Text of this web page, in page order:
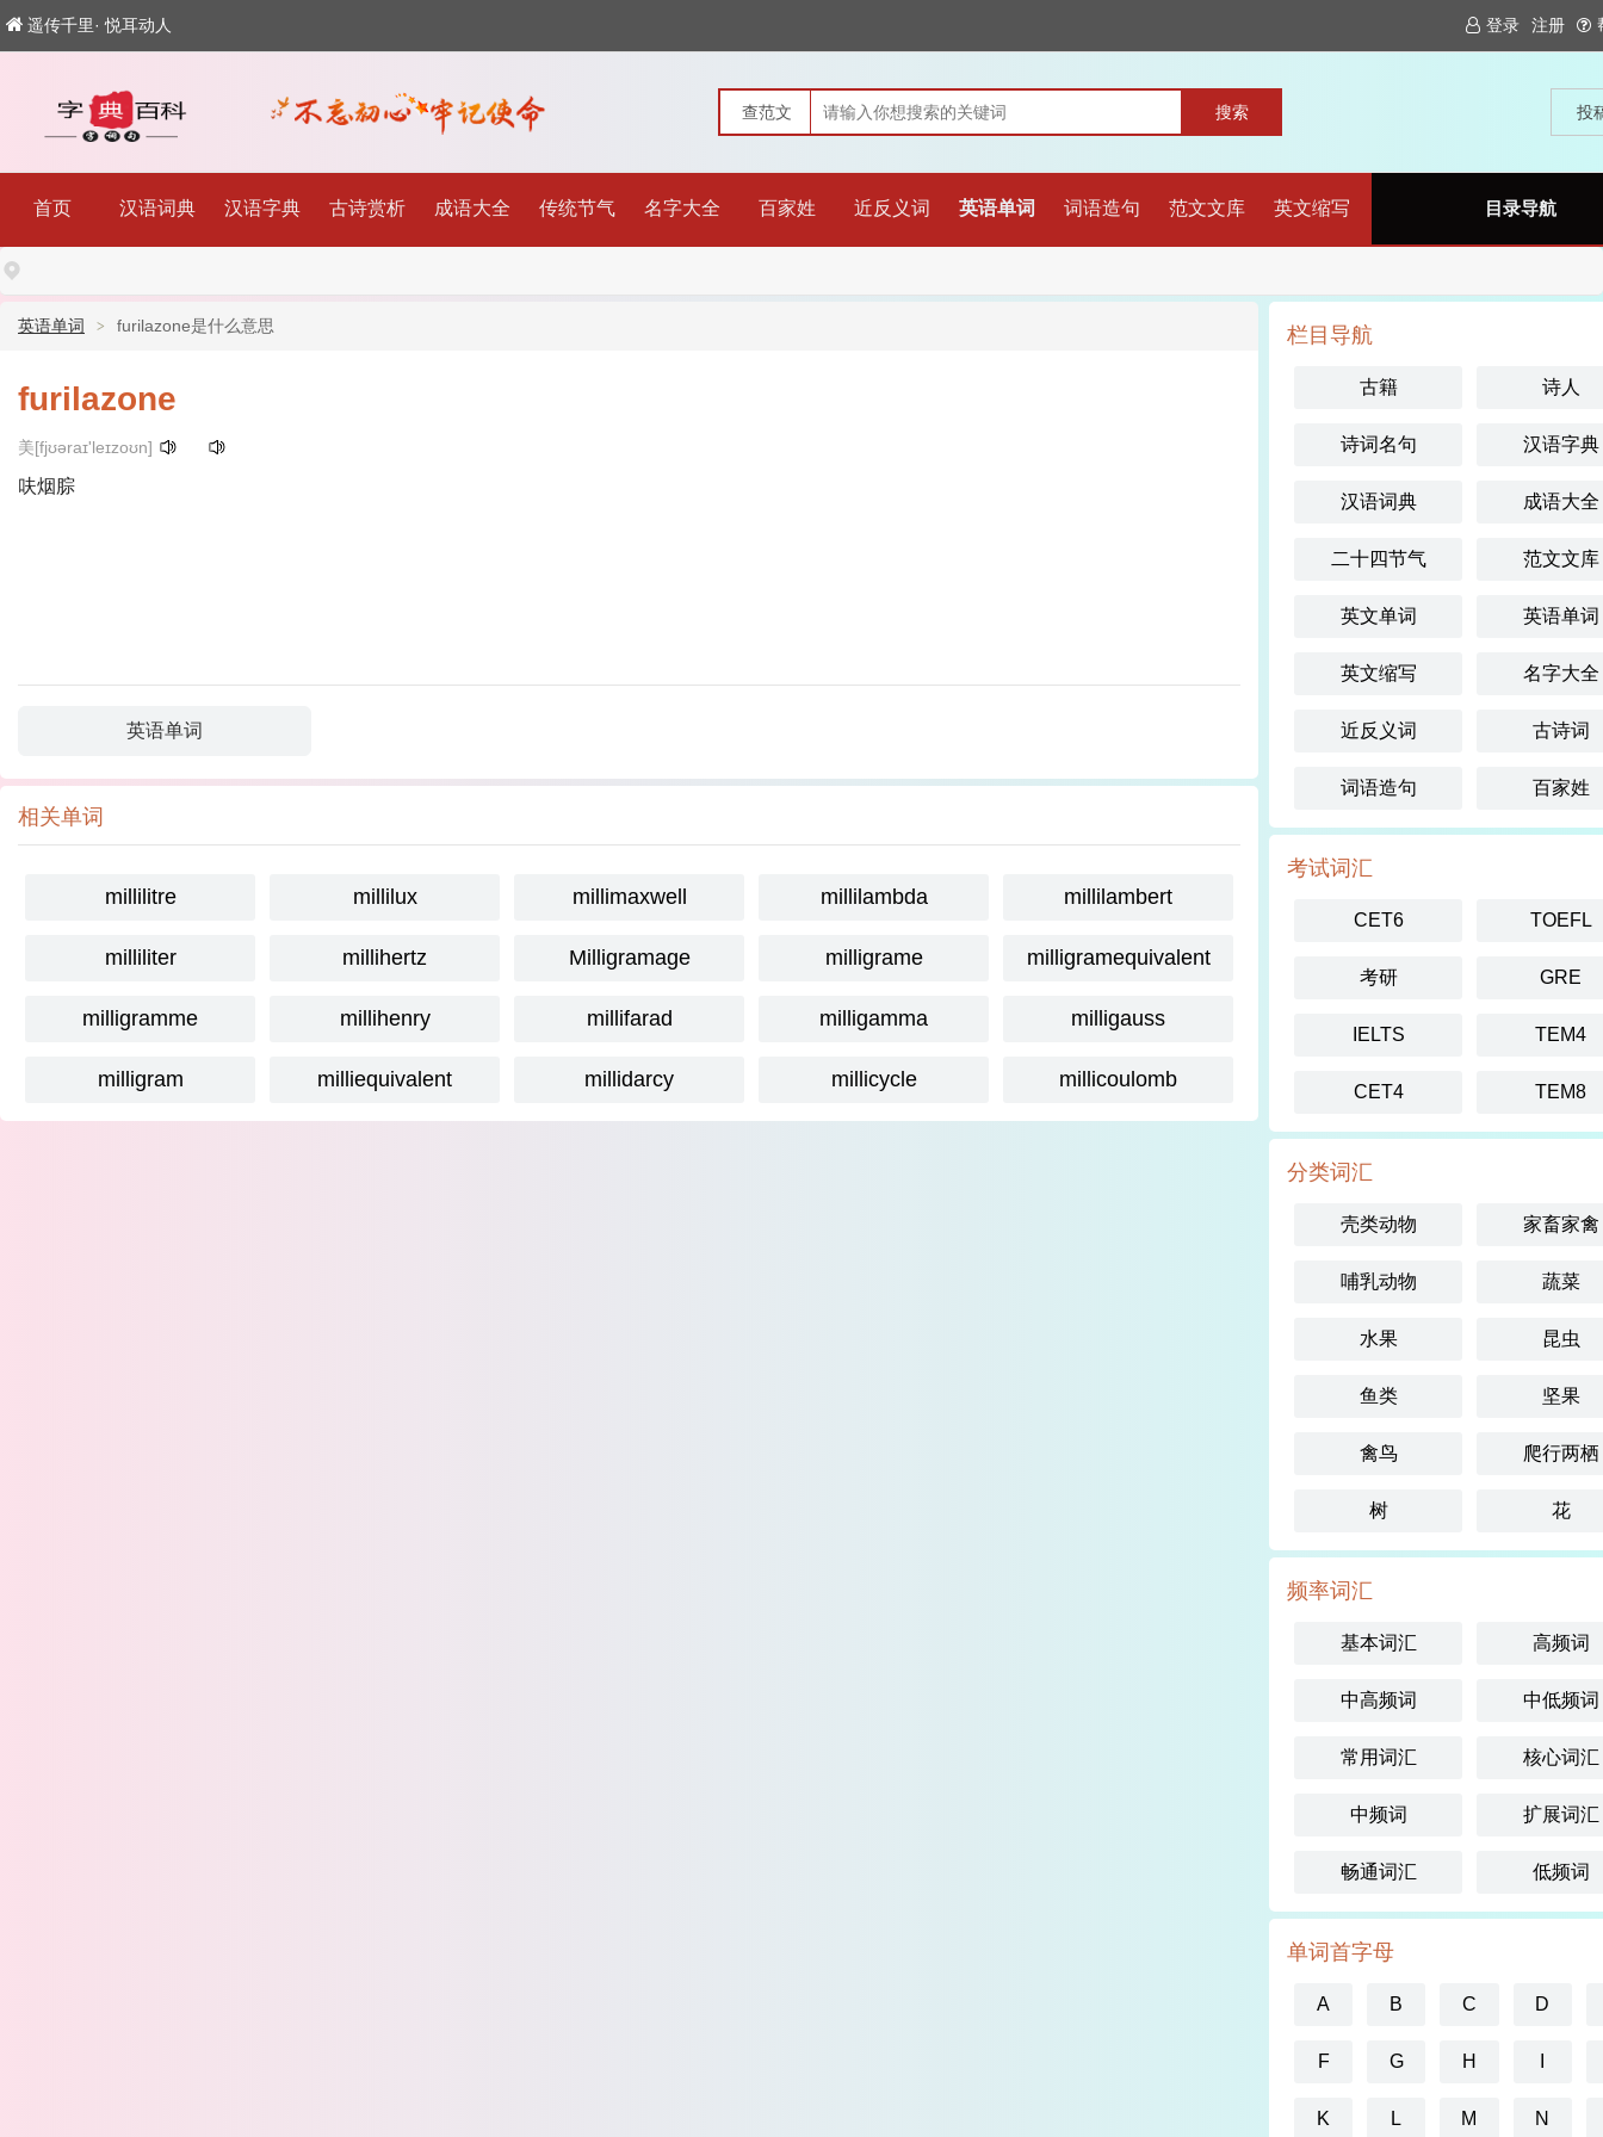
遥传千里· 悦耳动人 登录 注册
投
目录导航
首页 汉语词典 汉语字典 古诗赏析 成语大全 传统节气 名字大全 百家姓 近反义词 英语单词 词语造句 范文文库 英文缩写
英语单词 furilazone是什么意思
furilazone
美[fjʊəraɪ'leɪzoʊn]
呋烟腙
英语单词
相关单词
millilitre millilux millimaxwell millilambda millilambert
milliliter millihertz Milligramage milligrame milligramequivalent
milligramme millihenry millifarad milligamma milligauss
milligram milliequivalent millidarcy millicycle millicoulomb
栏目导航
古籍 诗人
诗词名句 汉语字典
汉语词典 成语大全
二十四节气 范文文库
英文单词 英语单词
英文缩写 名字大全
近反义词 古诗词
词语造句 百家姓
考试词汇
CET6 TOEFL
考研 GRE
IELTS TEM4
CET4 TEM8
分类词汇
壳类动物 家畜家禽
哺乳动物 蔬菜
水果 昆虫
鱼类 坚果
禽鸟 爬行两栖
树 花
频率词汇
基本词汇 高频词
中高频词 中低频词
常用词汇 核心词汇
中频词 扩展词汇
畅通词汇 低频词
单词首字母
A B C D
F G H
K L M N